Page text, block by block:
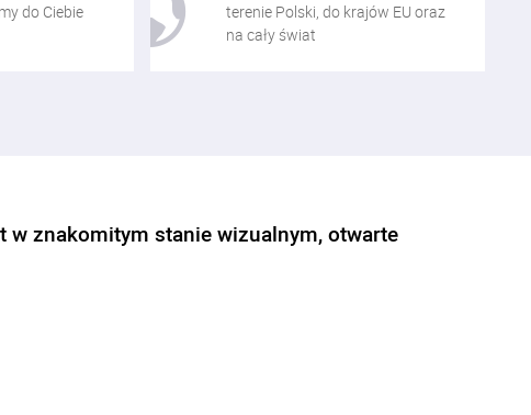
do Ciebie
terenie Polski, do krajów EU oraz
na cały świat
w znakomitym stanie wizualnym, otwarte